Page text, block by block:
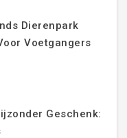
Dierenpark
Voetgangers
Geschenk: